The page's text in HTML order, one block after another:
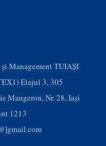
Management TUIAȘI
Etajul 3, 305
Mangeron, Nr. 28, Iaşi
1213